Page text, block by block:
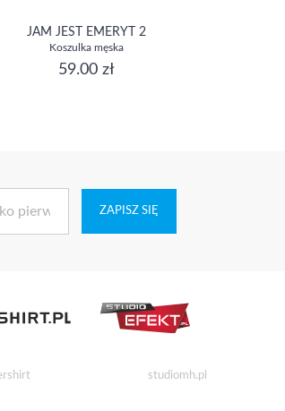
JAM JEST EMERYT 2
Koszulka męska
59.00 zł
ZAPISZ SIĘ
studiomh.pl